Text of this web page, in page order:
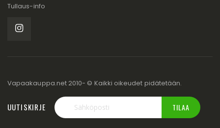
Tullaus-info
Vapaakauppa.net 2010- © Kaikki oikeudet pidätetään.
UUTISKIRJE TILAA